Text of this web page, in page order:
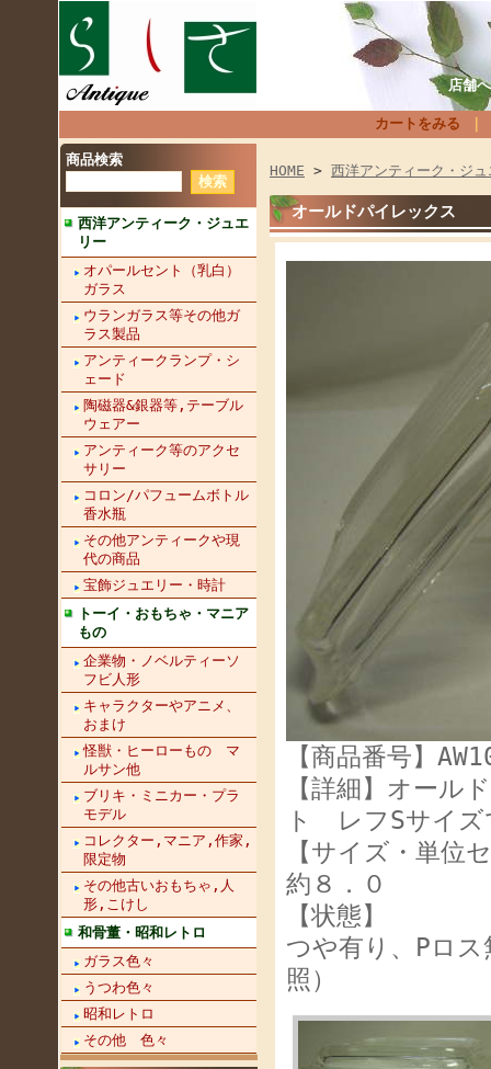
店舗
カートをみる
商品検索
西洋アンティーク・ジュエ
リー
オパールセント（乳白）
ガラス
ウランガラス等その他ガ
ラス製品
アンティークランプ・シ
ェード
陶磁器&銀器等,テーブル
ウェアー
アンティーク等のアクセ
サリー
コロン/パフュームボトル
香水瓶
その他アンティークや現
代の商品
宝飾ジュエリー・時計
トーイ・おもちゃ・マニア
もの
企業物・ノベルティーソ
フビ人形
キャラクターやアニメ、
おまけ
怪獣・ヒーローもの マ
ルサン他
ブリキ・ミニカー・プラ
モデル
コレクター,マニア,作家,
限定物
その他古いおもちゃ,人
形,こけし
和骨董・昭和レトロ
ガラス色々
うつわ色々
昭和レトロ
その他 色々
HOME > 西洋アンティーク・ジュ
オールドパイレックス
【商品番号】
【詳細】オー
ト レフSサイズ
【サイズ・単位
約８．０
【状態】
つや有り、Pロ
照）